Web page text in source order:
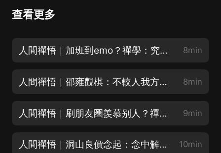
查看更多
人間禪悟｜加班到emo？禪學：究竟的快樂藏在天真善良與當下里 8min
人間禪悟｜邵雍觀棋：不較人我方得自在 8min
人間禪悟｜刷朋友圈羨慕别人？禪學：别拿你的人生和他人比 9min
人間禪悟｜洞山良價念起：念中解脫不隨境轉 10min